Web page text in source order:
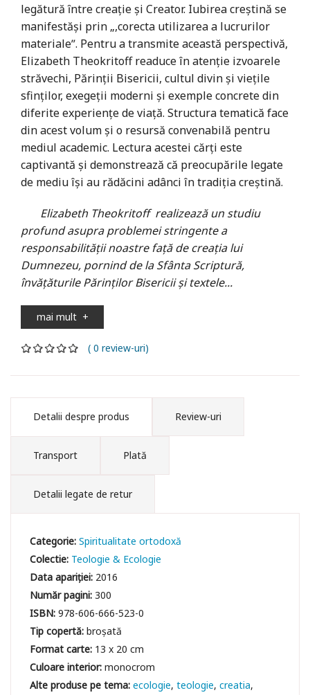
legătură ȋntre creație şi Creator. Iubirea creştină se
manifestăşi prin „,corecta utilizarea a lucrurilor
materialeˮ. Pentru a transmite această perspectivă,
Elizabeth Theokritoff readuce în atenție izvoarele
străvechi, Părinții Bisericii, cultul divin şi viețile
sfinților, exegeții moderni şi exemple concrete din
diferite experiențe de viață. Structura tematică face
din acest volum şi o resursă convenabilă pentru
mediul academic. Lectura acestei cărți este
captivantă şi demonstrează că preocupările legate
de mediu îşi au rădăcini adânci în tradiția creştină.
Elizabeth Theokritoff realizează un studiu
profund asupra problemei stringente a
responsabilității noastre față de creația lui
Dumnezeu, pornind de la Sfânta Scriptură,
învățăturile Părinților Bisericii şi textele...
mai mult +
( 0 review-uri)
Detalii despre produs Review-uri
Transport Plată
Detalii legate de retur
Categorie:Spiritualitate ortodoxă
Colectie: Teologie & Εcologie
Data apariției: 2016
Număr pagini:300
ISBN:978-606-666-523-0
Tip copertă:broșată
Format carte: 13 x 20 cm
Culoare interior:monocrom
ecologie teologie creatia